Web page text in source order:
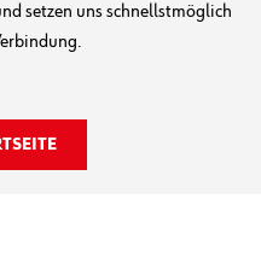
setzen uns schnellstmöglich